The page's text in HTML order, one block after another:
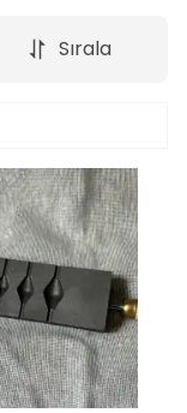
Sırala